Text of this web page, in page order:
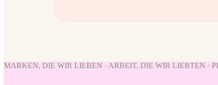
MARKEN, DIE WIR LIEBEN · ARBEIT, DIE WIR LIEBTEN ·